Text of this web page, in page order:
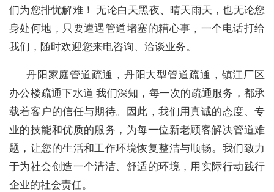
们为您排忧解难！ 无论白天黑夜、晴天雨天，也无论您
身处何地，只要遭遇管道堵塞的糟心事，一个电话打给
我们，随时欢迎您来电咨询、洽谈业务。
丹阳家庭管道疏通，丹阳大型管道疏通，镇江厂区
办公楼疏通下水道 我们深知，每一次的疏通服务，都承
载着客户的信任与期待。因此，我们用真诚的态度、专
业的技能和优质的服务，为每一位新老顾客解决管道难
题，让您的生活和工作环境恢复整洁与顺畅。我们致力
于为社会创造一个清洁、舒适的环境，用实际行动践行
企业的社会责任。